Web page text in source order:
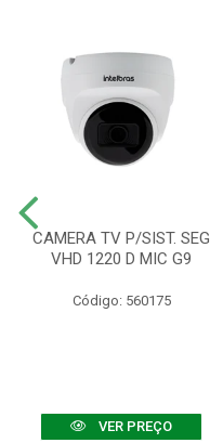
CAMERA TV P/SIST. SEG
VHD 1220 D MIC G9
Código: 560175
VER PREÇO